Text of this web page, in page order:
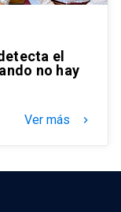
el
no hay
Ver más keyboard_arrow_right